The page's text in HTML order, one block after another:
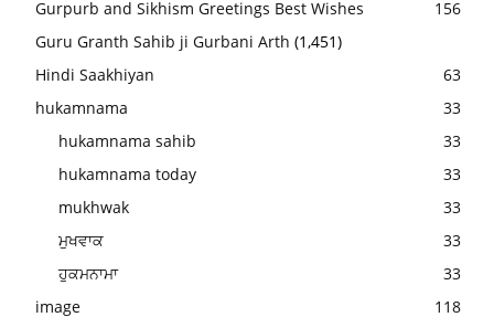
Gurpurb and Sikhism Greetings Best Wishes
156
Guru Granth Sahib ji Gurbani Arth (1,451)
Hindi Saakhiyan
63
hukamnama
33
hukamnama sahib
33
hukamnama today
33
mukhwak
33
ਮੁਖਵਾਕ
33
ਹੁਕਮਨਾਮਾ
33
image
118